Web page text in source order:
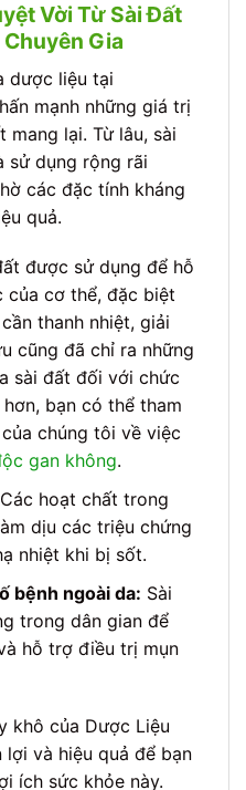
Vời Từ Sài Đất
Chuyên Gia
dược liệu tại
mạnh những giá trị
mang lại. Từ lâu, sài
sử dụng rộng rãi
các đặc tính kháng
quả.
được sử dụng để hỗ
cơ thể, đặc biệt
thanh nhiệt, giải
cũng đã chỉ ra những
sài đất đối với chức
bạn có thể tham
chúng tôi về việc
gan không.
Các hoạt chất trong
dịu các triệu chứng
nhiệt khi bị sốt.
bệnh ngoài da: Sài
trong dân gian để
hỗ trợ điều trị mụn
khô của Dược Liệu
lợi và hiệu quả để bạn
ích sức khỏe này.